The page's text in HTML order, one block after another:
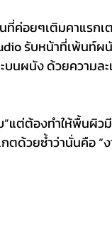
ที่ค่อยๆเติมคาแรกเ
รับหน้าที่เพ้นท์
นผนัง ด้วยความละ
”แต่ต้องทำให้พื้นผิว
ตด้วยซ้ำว่านั่นคือ “